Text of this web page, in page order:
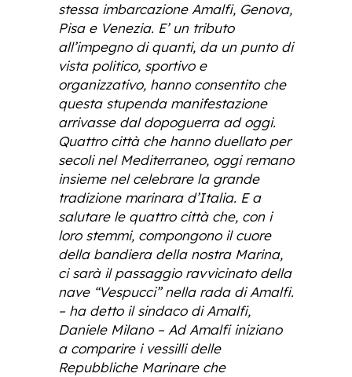
stessa imbarcazione Amalfi, Genova,
Pisa e Venezia. E’ un tributo
all’impegno di quanti, da un punto di
vista politico, sportivo e
organizzativo, hanno consentito che
questa stupenda manifestazione
arrivasse dal dopoguerra ad oggi.
Quattro città che hanno duellato per
secoli nel Mediterraneo, oggi remano
insieme nel celebrare la grande
tradizione marinara d’Italia. E a
salutare le quattro città che, con i
loro stemmi, compongono il cuore
della bandiera della nostra Marina,
ci sarà il passaggio ravvicinato della
nave “Vespucci” nella rada di Amalfi.
– ha detto il sindaco di Amalfi,
Daniele Milano – Ad Amalfi iniziano
a comparire i vessilli delle
Repubbliche Marinare che